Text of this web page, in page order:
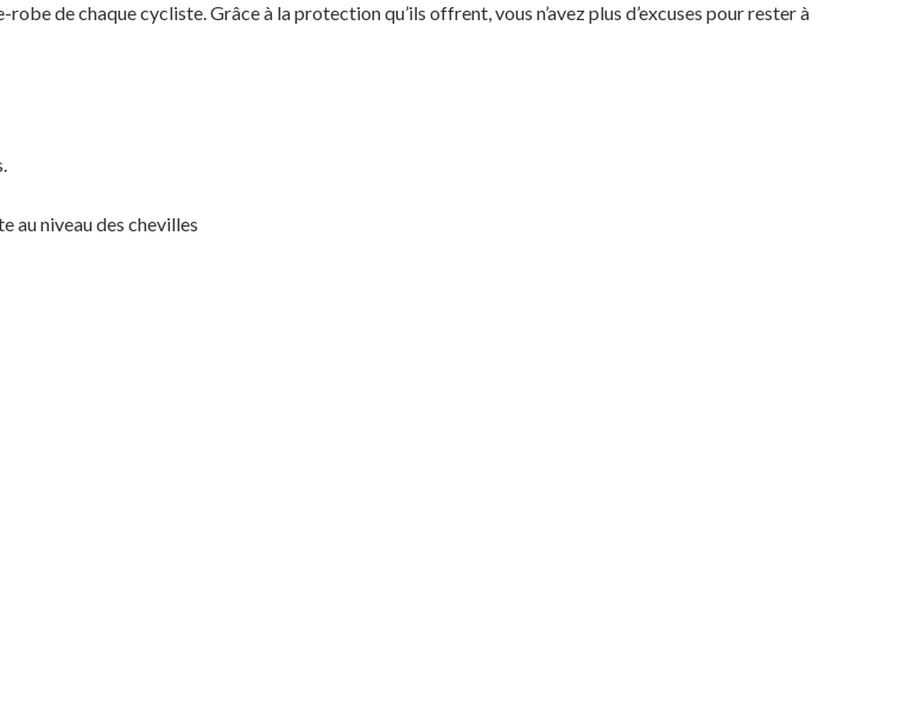
de chaque cycliste. Grâce à la protection qu’ils offrent, vous n’avez plus d’excuses pour rester à
au niveau des chevilles